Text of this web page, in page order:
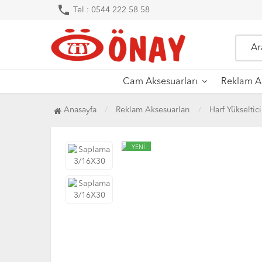
phone Tel : 0544 222 58 58
Cam Aksesuarları Reklam
Anasayfa Reklam Aksesuarları Harf
YENİ